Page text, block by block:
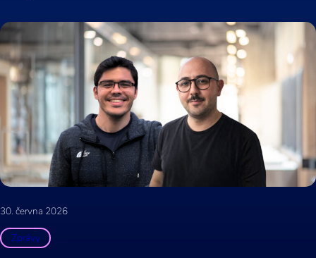
30. června 2026
Zprávy